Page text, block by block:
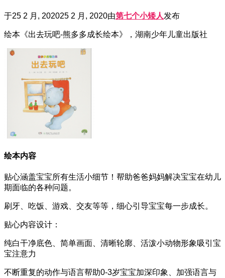
于25 2 月, 202025 2 月, 2020由第七个小矮人发布
绘本《出去玩吧-熊多多成长绘本》，湖南少年儿童出版社
绘本内容
贴心涵盖宝宝所有生活小细节！帮助爸爸妈妈解决宝宝在幼儿
期面临的各种问题。
刷牙、吃饭、游戏、交友等等，细心引导宝宝每一步成长。
贴心内容设计：
纯白干净底色、简单画面、清晰轮廓、活泼小动物形象吸引宝
宝注意力
不断重复的动作与语言帮助0-3岁宝宝加深印象、加强语言与